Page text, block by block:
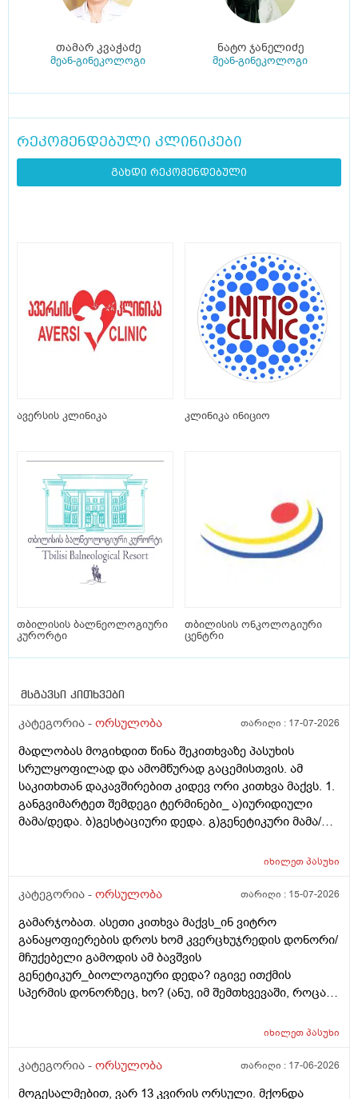
თამარ კვაჭაძე
მეან-გინეკოლოგი
ნატო ჯანელიძე
მეან-გინეკოლოგი
რეკომენდებული კლინიკები
გახდი რეკომენდებული
ავერსის კლინიკა კლინიკა ინიციო
თბილისის ბალნეოლოგიური
კურორტი
თბილისის ონკოლოგიური
ცენტრი
მსგავსი კითხვები
კატეგორია - ორსულობა თარიღი : 17-07-2026
მადლობას მოგიხდით წინა შეკითხვაზე პასუხის
სრულყოფილად და ამომწურად გაცემისთვის. ამ
საკითხთან დაკავშირებით კიდევ ორი კითხვა მაქვს. 1.
განგვიმარტეთ შემდეგი ტერმინები_ ა)იურიდიული
მამა/დედა. ბ)გესტაციური დედა. გ)გენეტიკური მამა/
კიდევ_მსოფლიოს მრავალ ქვეყანაში აქტიურად
თუ ხელოვნური განაყოფიერების ცენტრებში მომუშავე
რამდენად გავრცელებულია საქართველოში?
იხილეთპასუხი
კატეგორია - ორსულობა თარიღი : 15-07-2026
გამარჯობათ. ასეთი კითხვა მაქვს_ინ ვიტრო
განაყოფიერების დროს ხომ კვერცხუჯრედის დონორი/
მჩუქებელი გამოდის ამ ბავშვის
გენეტიკურ_ბიოლოგიური დედა? იგივე ითქმის
სპერმის დონორზეც, ხო? (ანუ, იმ შემთხვევაში, როცა
წყვილი) და კიდევ_თუ მედიცინა აბორტს ჩასახული
როცა ლაბორატორიაში, სინჯარაში
იხილეთპასუხი
კატეგორია - ორსულობა თარიღი : 17-06-2026
მოგესალმებით, ვარ 13 კვირის ორსული. მქონდა